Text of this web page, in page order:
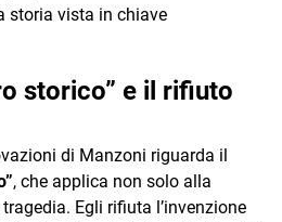
storia vista in chiave
storico” e il rifiuto
di Manzoni riguarda il
, che applica non solo alla
Egli rifiuta l’invenzione